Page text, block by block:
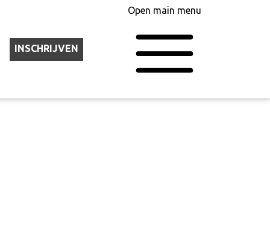
INSCHRIJVEN
Open main menu